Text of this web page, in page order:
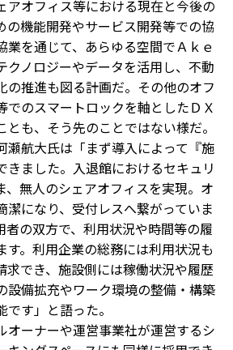
アオフィス等における現在と今後の
の機能開発やサービス開発等での協
業を通じて、あらゆる空間でＡｋｅ
クノロジーやデータを活用し、不動
の推進も図る計画だ。その他のオフ
でのスマートロックを軸としたＤＸ
も、そう先のことではない様だ。
航大氏は「まず導入によって『施
きました。入退館におけるセキュリ
、無人のシェアオフィスを実現。オ
潔になり、受付レスへ繋がっていま
者の双方で、利用状況や時間等の履
す。利用企業の総務には利用状況も
求でき、施設側には稼働状況や履歴
設備拡充やワーク環境の整備・構築
す」と語った。
ーナーや運営事業社が運営するシ